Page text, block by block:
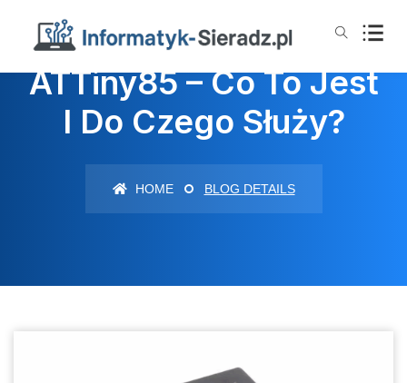
ATTiny85 – Co To Jest
I Do Czego Służy?
HOME BLOG DETAILS